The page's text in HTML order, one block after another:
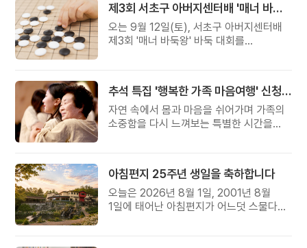
제3회 서초구 아버지센터배 '매너 바둑왕' 대회
오는 9월 12일(토), 서초구 아버지센터배
제3회 '매너 바둑왕' 바둑 대회를
추석 특집 '행복한 가족 마음여행' 신청 안내
자연 속에서 몸과 마음을 쉬어가며 가족의
소중함을 다시 느껴보는 특별한 시간을
아침편지 25주년 생일을 축하합니다
오늘은 2026년 8월 1일, 2001년 8월
1일에 태어난 아침편지가 어느덧 스물다섯